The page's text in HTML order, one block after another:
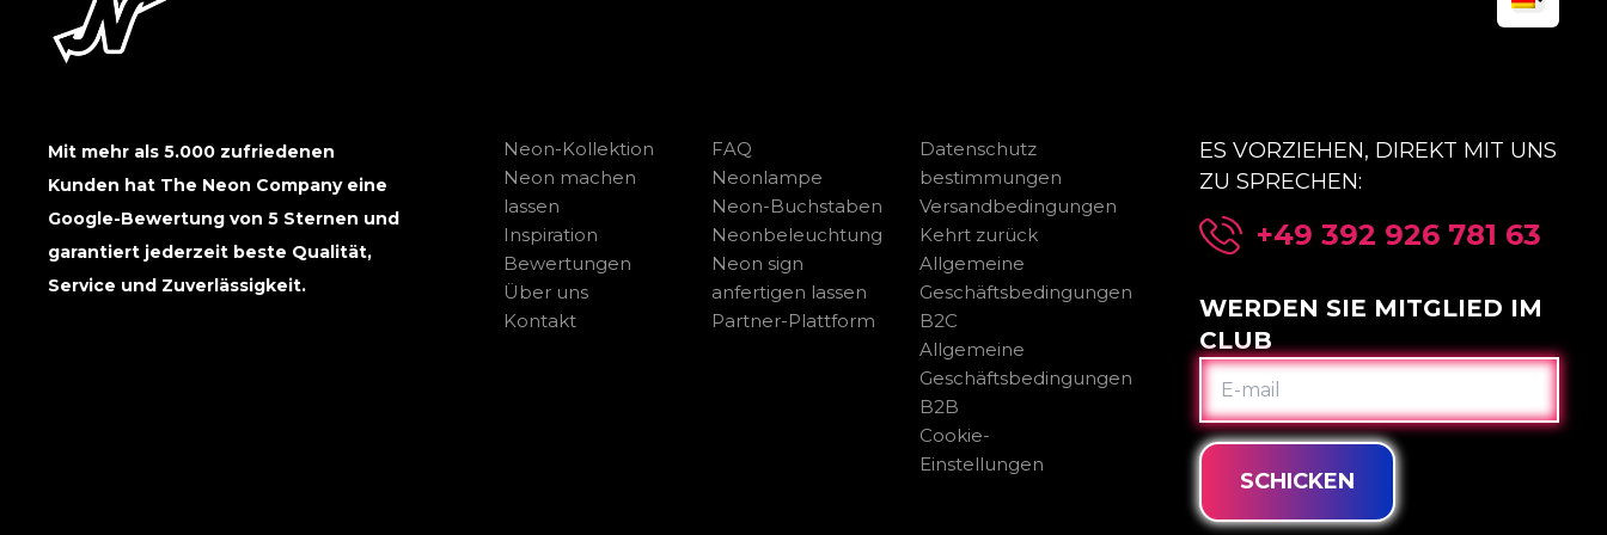
Mit mehr als 5.000 zufriedenen
Kunden hat The Neon Company eine
Google-Bewertung von 5 Sternen und
garantiert jederzeit beste Qualität,
Service und Zuverlässigkeit.
Neon-Kollektion
Neon machen
lassen
Inspiration
Bewertungen
Über uns
Kontakt
FAQ
Neonlampe
Neon-Buchstaben
Neonbeleuchtung
Neon sign
anfertigen lassen
Partner-Plattform
Datenschutz
bestimmungen
Versandbedingungen
Kehrt zurück
Allgemeine
Geschäftsbedingungen
B2C
Allgemeine
Geschäftsbedingungen
B2B
Cookie-
Einstellungen
ES VORZIEHEN, DIREKT MIT UNS
ZU SPRECHEN:
+49 392 926 781 63
WERDEN SIE MITGLIED IM
CLUB
E-
MAIL
SCHICKEN